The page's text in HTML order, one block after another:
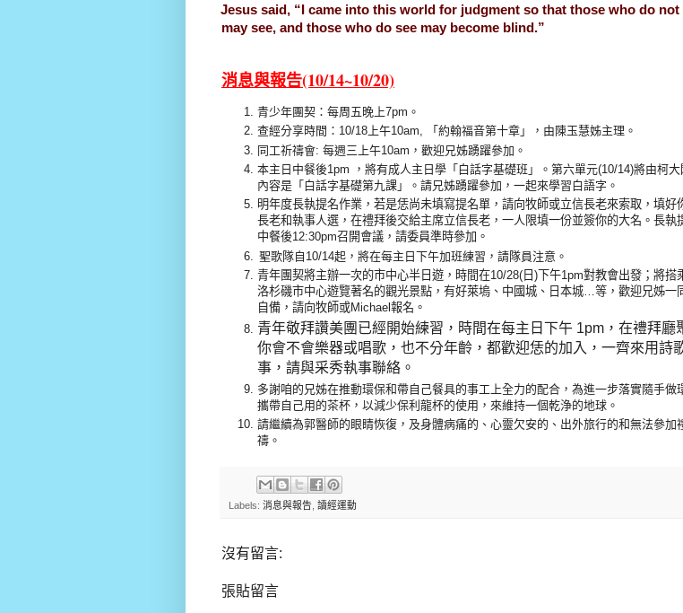
Jesus said, “I came into this world for judgment so that those who do not
may see, and those who do see may become blind.”
消息與報告(10/14~10/20)
青少年團契：每周五晚上7pm 。
查經分享時間：10/18上午10am, 「約翰福音第十章」，由陳玉慧姊主理 。
同工祈禱會: 每週三上午10am ，歡迎兄姊踴躍參加。
本主日中餐後1pm ，將有成人主日學「白話字基礎班」。第六單元(10/14)將由柯大
內容是「白話字基礎第九課」。請兄姊踴躍參加，一起來學習白語字。
明年度長執提名作業，若是恁尚未填寫提名單，請向牧師或立信長老來索取，填好
長老和執事人選，在禮拜後交給主席立信長老，一人限填一份並簽你的大名。長執
中餐後12:30pm召開會議，請委員準時參加。
聖歌隊自10/14起，將在每主日下午加班練習，請隊員注意。
青年團契將主辦一次的市中心半日遊，時間在10/28( 日 ) 下午1pm對教會出發；將搭
洛杉磯市中心遊覽著名的觀光景點，有好萊塢、中國城、日本城
等，歡迎兄姊一
自備，請向牧師或Michael 報名。
青年敬拜讚美團已經開始練習，時間在每主日下午 1pm ，在禮拜廳
你會不會樂器或唱歌，也不分年齡，都歡迎恁的加入，一齊來用詩
事，請與采秀執事聯絡。
多謝咱的兄姊在推動環保和帶自己餐具的事工上全力的配合，為進一步落實隨手做
攜帶自己用的茶杯，以減少保利龍杯的使用，來維持一個乾浄的地球。
請繼續為郭醫師的眼睛恢復， 及身體病痛的、心靈欠安的、出外旅行的和無法參加
禱。
Labels: 消息與報告 讀經運動
沒有留言:
張貼留言